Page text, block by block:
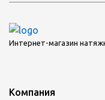
Интернет-магазин
Компания